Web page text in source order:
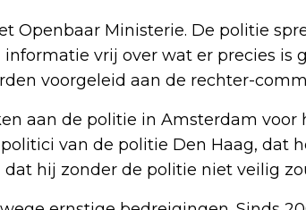
Openbaar Ministerie. De politie
vrij over wat er precies is
voorgeleid aan de rechter-
aan de politie in Amsterdam voor
van de politie Den Haag, dat
hij zonder de politie niet veilig